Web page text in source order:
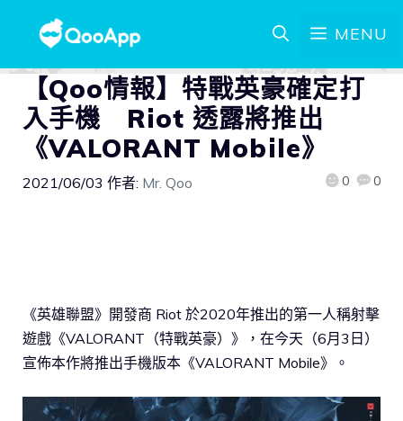
MENU
【Qoo情報】特戰英豪確定打
入手機 Riot 透露將推出
《VALORANT Mobile》
2021/06/03 作者: Mr. Qoo 0 0
《英雄聯盟》開發商 Riot 於2020年推出的第一人稱射擊
遊戲《VALORANT（特戰英豪）》，在今天（6月3日）
宣佈本作將推出手機版本《VALORANT Mobile》。